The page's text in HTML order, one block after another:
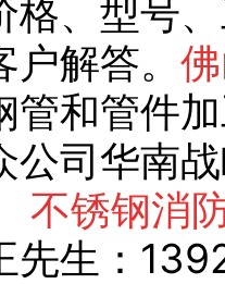
格、型号
解答。
管和管件
公司华南
不锈钢消
先生：